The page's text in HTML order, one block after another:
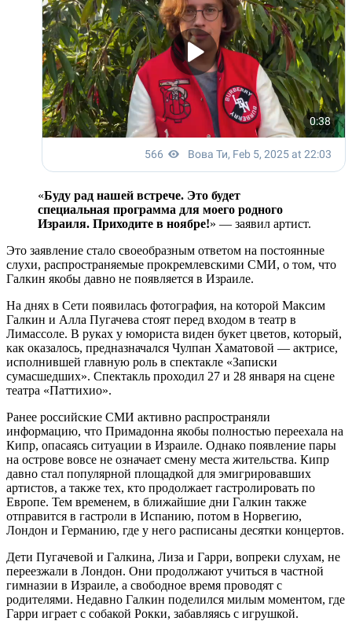
«Буду рад нашей встрече. Это будет
специальная программа для моего родного
Израиля. Приходите в ноябре!» — заявил артист.
Это заявление стало своеобразным ответом на постоянные
слухи, распространяемые прокремлевскими СМИ, о том, что
Галкин якобы давно не появляется в Израиле.
На днях в Сети появилась фотография, на которой Максим
Галкин и Алла Пугачева стоят перед входом в театр в
Лимассоле. В руках у юмориста виден букет цветов, который,
как оказалось, предназначался Чулпан Хаматовой — актрисе,
исполнившей главную роль в спектакле «Записки
сумасшедших». Спектакль проходил 27 и 28 января на сцене
театра «Паттихио».
Ранее российские СМИ активно распространяли
информацию, что Примадонна якобы полностью переехала на
Кипр, опасаясь ситуации в Израиле. Однако появление пары
на острове вовсе не означает смену места жительства. Кипр
давно стал популярной площадкой для эмигрировавших
артистов, а также тех, кто продолжает гастролировать по
Европе. Тем временем, в ближайшие дни Галкин также
отправится в гастроли в Испанию, потом в Норвегию,
Лондон и Германию, где у него расписаны десятки концертов.
Дети Пугачевой и Галкина, Лиза и Гарри, вопреки слухам, не
переезжали в Лондон. Они продолжают учиться в частной
гимназии в Израиле, а свободное время проводят с
родителями. Недавно Галкин поделился милым моментом, где
Гарри играет с собакой Рокки, забавляясь с игрушкой.